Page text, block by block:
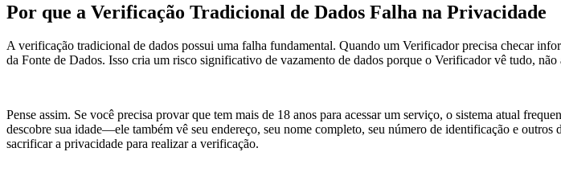
Por que a Verificação Tradicional de Dados Falha na Privacidade
A verificação tradicional de dados possui uma falha fundamental. Quando um Verificador precisa checar
da Fonte de Dados. Isso cria um risco significativo de vazamento de dados porque o Verificador vê tudo,
Pense assim. Se você precisa provar que tem mais de 18 anos para acessar um serviço, o sistema atual
descobre sua idade—ele também vê seu endereço, seu nome completo, seu número de identificação e
sacrificar a privacidade para realizar a verificação.